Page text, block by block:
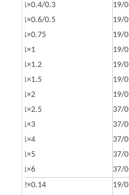
1×0.4/0.3
1×0.6/0.5
1×0.75
1×1
1×1.2
1×1.5
1×2
1×2.5
1×3
1×4
1×5
1×6
19/
19/
19/
19/
19/
19/
19/
37/
37/
37/
37/
37/
2×0.14
19/